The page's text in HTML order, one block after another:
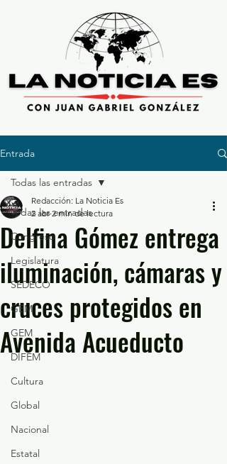
Entrada
Todas las entradas
Congreso
Legislatura
SEDECO
GEM
GEM
DIFEM
Cultura
Global
Nacional
Estatal
Todas las entradas
Delfina Gómez entrega
iluminación, cámaras y
cruces protegidos en
Avenida Acueducto
Redacción: La Noticia Es
2 abr 2 min de lectura